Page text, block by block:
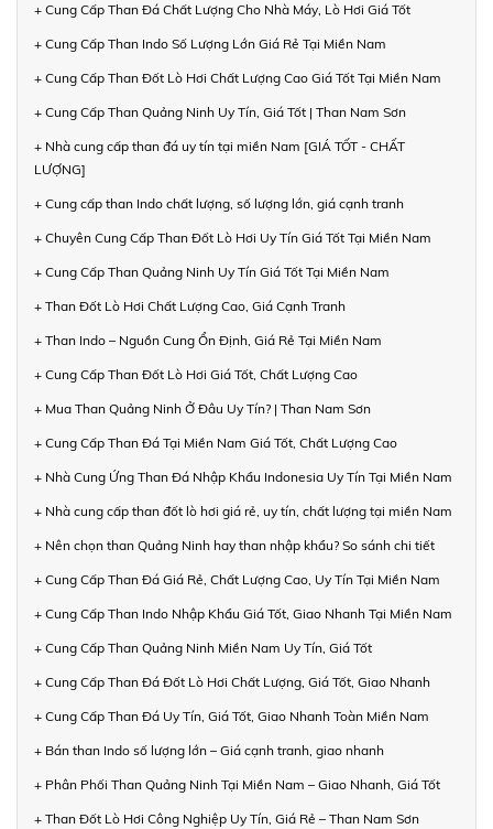
+ Cung Cấp Than Đá Chất Lượng Cho Nhà Máy, Lò Hơi Giá Tốt
+ Cung Cấp Than Indo Số Lượng Lớn Giá Rẻ Tại Miền Nam
+ Cung Cấp Than Đốt Lò Hơi Chất Lượng Cao Giá Tốt Tại Miền Nam
+ Cung Cấp Than Quảng Ninh Uy Tín, Giá Tốt | Than Nam Sơn
+ Nhà cung cấp than đá uy tín tại miền Nam [GIÁ TỐT - CHẤT
LƯỢNG]
+ Cung cấp than Indo chất lượng, số lượng lớn, giá cạnh tranh
+ Chuyên Cung Cấp Than Đốt Lò Hơi Uy Tín Giá Tốt Tại Miền Nam
+ Cung Cấp Than Quảng Ninh Uy Tín Giá Tốt Tại Miền Nam
+ Than Đốt Lò Hơi Chất Lượng Cao, Giá Cạnh Tranh
+ Than Indo – Nguồn Cung Ổn Định, Giá Rẻ Tại Miền Nam
+ Cung Cấp Than Đốt Lò Hơi Giá Tốt, Chất Lượng Cao
+ Mua Than Quảng Ninh Ở Đâu Uy Tín? | Than Nam Sơn
+ Cung Cấp Than Đá Tại Miền Nam Giá Tốt, Chất Lượng Cao
+ Nhà Cung Ứng Than Đá Nhập Khẩu Indonesia Uy Tín Tại Miền Nam
+ Nhà cung cấp than đốt lò hơi giá rẻ, uy tín, chất lượng tại miền Nam
+ Nên chọn than Quảng Ninh hay than nhập khẩu? So sánh chi tiết
+ Cung Cấp Than Đá Giá Rẻ, Chất Lượng Cao, Uy Tín Tại Miền Nam
+ Cung Cấp Than Indo Nhập Khẩu Giá Tốt, Giao Nhanh Tại Miền Nam
+ Cung Cấp Than Quảng Ninh Miền Nam Uy Tín, Giá Tốt
+ Cung Cấp Than Đá Đốt Lò Hơi Chất Lượng, Giá Tốt, Giao Nhanh
+ Cung Cấp Than Đá Uy Tín, Giá Tốt, Giao Nhanh Toàn Miền Nam
+ Bán than Indo số lượng lớn – Giá cạnh tranh, giao nhanh
+ Phân Phối Than Quảng Ninh Tại Miền Nam – Giao Nhanh, Giá Tốt
+ Than Đốt Lò Hơi Công Nghiệp Uy Tín, Giá Rẻ – Than Nam Sơn